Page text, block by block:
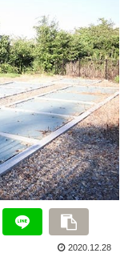
2020.12.28